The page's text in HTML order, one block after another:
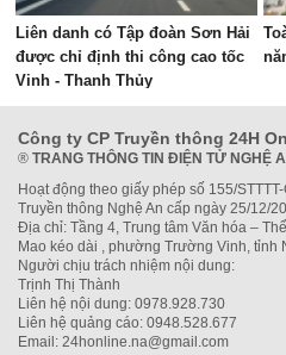
Liên danh có Tập đoàn Sơn Hải
được chỉ định thi công cao tốc
Vinh - Thanh Thủy
Công ty CP Truyền thông 24H
® TRANG THÔNG TIN ĐIỆN TỬ NGHỆ
Hoạt động theo giấy phép số 155/
Truyền thông Nghệ An cấp ngày 25/12/
Địa chỉ: Tầng 4, Trung tâm Văn hóa –
Mao kéo dài , phường Trường Vinh, tỉnh
Người chịu trách nhiệm nội dung:
Trịnh Thị Thành
Liên hệ nội dung: 0978.928.730
Liên hệ quảng cáo: 0948.528.677
Email: 24honline.na@gmail.com